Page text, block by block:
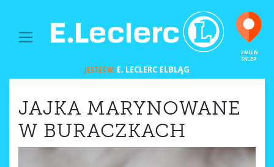
MAIN NAVIGATION
ZMIEŃ
SKLEP
JESTEŚ W: E. LECLERC ELBLĄG
JAJKA MARYNOWANE
W BURACZKACH